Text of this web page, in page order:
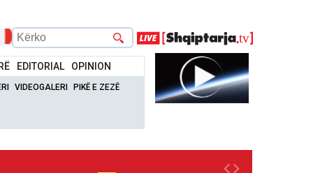
EDITORIAL OPINION
VIDEOGALERI PIKË E ZEZË